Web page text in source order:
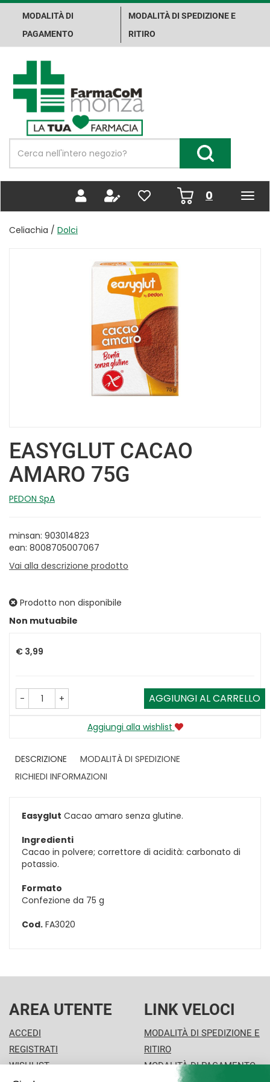
Passa
contenuto
MODALITÀ DI
PAGAMENTO
MODALITÀ DI SPEDIZIONE E
RITIRO
Farma.Co.M.
Spa
Prodotto
Cerca Prodotto
0 prodotti
inseriti
Celiachia / Dolci
EASYGLUT CACAO
AMARO 75G
PEDON SpA
minsan: 903014823
ean: 8008705007067
Vai alla descrizione prodotto
Prodotto non disponibile
Non mutuabile
Prezzo
€ 3,99
- + AGGIUNGI AL CARRELLO
Aggiungi alla wishlist
DESCRIZIONE
MODALITÀ DI SPEDIZIONE
RICHIEDI INFORMAZIONI
Easyglut Cacao amaro senza glutine.
Ingredienti
Cacao in polvere; correttore di acidità: carbonato di
potassio.
Formato
Confezione da 75 g
Cod. FA3020
AREA UTENTE
ACCEDI
REGISTRATI
WISHLIST
LINK VELOCI
MODALITÀ DI SPEDIZIONE E
RITIRO
MODALITÀ DI PAGAMENTO